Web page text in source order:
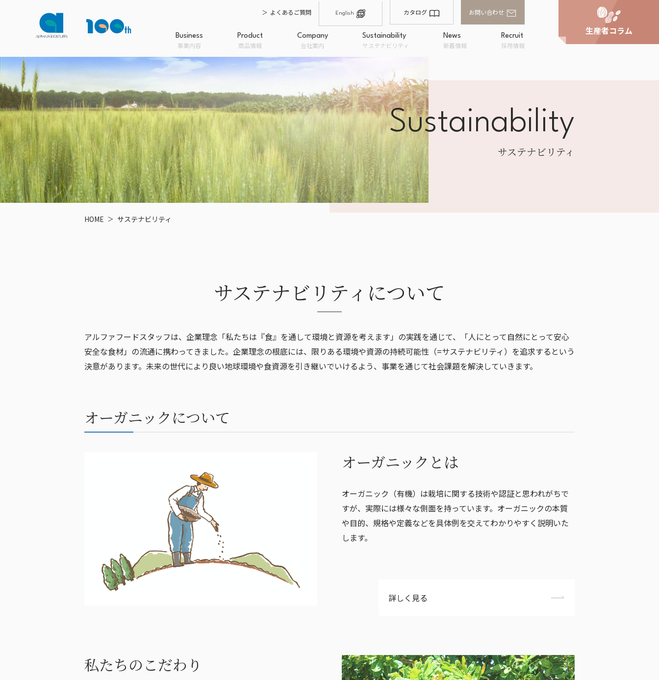
カタログ お問い合わせ
よくあるご質問 English
Business
事業内容
Business
事業内容
事業内容TOPへ
輸入・仕入れ 製造・品質管理 原材料卸 家庭用商品卸
EC販売 OEM企画・開発・提案 量り売り企画・提案
Product
商品情報
Product
商品情報
商品情報TOPへ
オーガニック商品
粉類
ドライフルーツ
ナッツ
糖類・油脂
チョコレート
一般商品 取扱ブランド
BIONOWA
Biokashi
Company
会社案内
Company
会社案内
会社案内TOPへ
会社概要 経営理念 沿革 事業所一覧
Sustainability
サステナビリティ
Sustainability
サステナビリティ
サステナビリティTOPへ
オーガニックとは 私たちのこだわり
フードロスへの取り組
み
アルファフードスタッ
フの評価
News
新着情報
Recruit
採用情報
生産者コラム
Sustainability
サステナビリティ
HOME サステナビリティ
サステナビリティについて
アルファフードスタッフは、企業理念「私たちは『食』を通して環境と資源を考えます」の実践を通じて、「人にとって自然にとって安心
安全な食材」の流通に携わってきました。企業理念の根底には、限りある環境や資源の持続可能性（=サステナビリティ）を追求するという
決意があります。未来の世代により良い地球環境や食資源を引き継いでいけるよう、事業を通じて社会課題を解決していきます。
オーガニックについて
オーガニックとは
オーガニック（有機）は栽培に関する技術や認証と思われがちで
すが、実際には様々な側面を持っています。オーガニックの本質
や目的、規格や定義などを具体例を交えてわかりやすく説明いた
します。
詳しく見る
私たちのこだわり